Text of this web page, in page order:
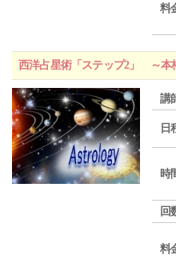
料
西洋占星術「ステップ2」 ～本
講
日
時
回
料